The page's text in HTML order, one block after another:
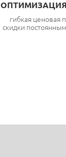
ОПТИМИЗАЦИЯ
гибкая ценовая
скидки